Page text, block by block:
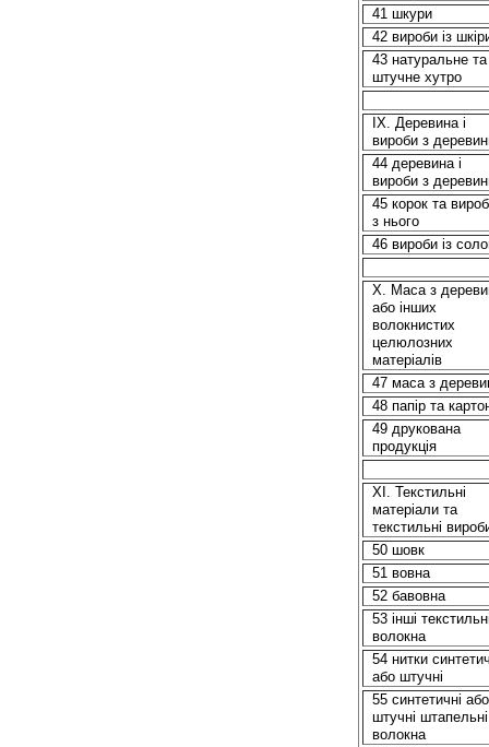
41 шкури
42 вироби із
43 натуральне та
штучне хутро
IX. Деревина і
вироби з
44 деревина і
вироби з
45 корок та
з нього
46 вироби із
X. Маса з
або інших
волокнистих
целюлозних
матеріалів
47 маса з
48 папір та
49 друкована
продукція
ХI. Текстильні
матеріали та
текстильні
50 шовк
51 вовна
52 бавовна
53 іншi
волокна
54 нитки
або штучні
55 синтетичні або
штучні штапельні
волокна